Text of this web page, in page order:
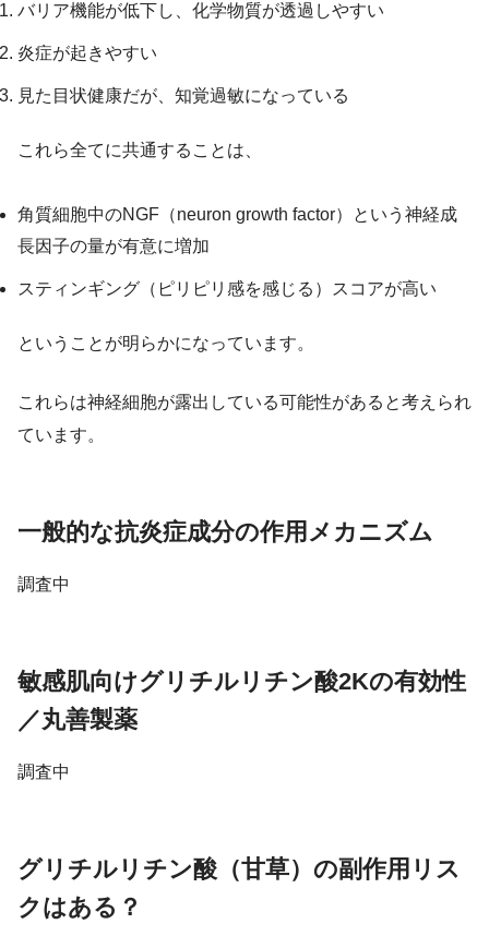
バリア機能が低下し、化学物質が透過しやすい
炎症が起きやすい
見た目状健康だが、知覚過敏になっている
これら全てに共通することは、
角質細胞中のNGF（neuron growth factor）という神経成
長因子の量が有意に増加
スティンギング（ピリピリ感を感じる）スコアが高い
ということが明らかになっています。
これらは神経細胞が露出している可能性があると考えられ
ています。
一般的な抗炎症成分の作用メカニズム
調査中
敏感肌向けグリチルリチン酸2Kの有効性
／丸善製薬
調査中
グリチルリチン酸（甘草）の副作用リス
クはある？